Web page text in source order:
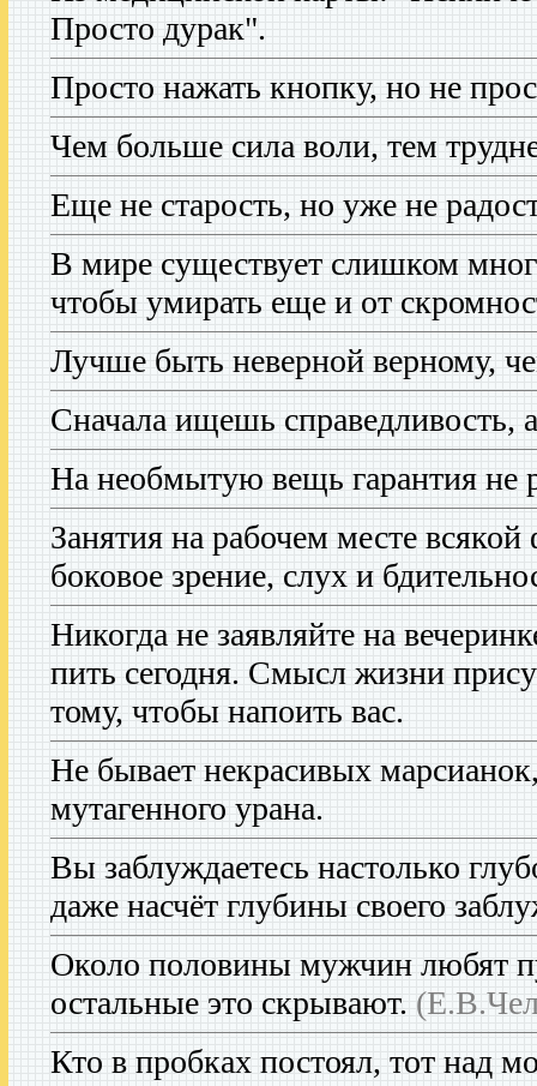
Просто дурак".
Просто нажать кнопку, но не
Чем больше сила воли, тем
Еще не старость, но уже не
В мире существует слишком
чтобы умирать еще и от
Лучше быть неверной верному,
Сначала ищешь справедливость,
На необмытую вещь гарантия не
Занятия на рабочем месте
боковое зрение, слух и
Никогда не заявляйте на
пить сегодня. Смысл жизни
тому, чтобы напоить вас.
Не бывает некрасивых
мутагенного урана.
Вы заблуждаетесь настолько
даже насчёт глубины своего
Около половины мужчин любят
остальные это скрывают.
Кто в пробках постоял, тот над